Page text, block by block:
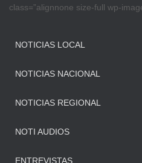
class=”alignnone size-full wp-
NOTICIAS LOCAL
NOTICIAS NACIONAL
NOTICIAS REGIONAL
NOTI AUDIOS
ENTREVISTAS